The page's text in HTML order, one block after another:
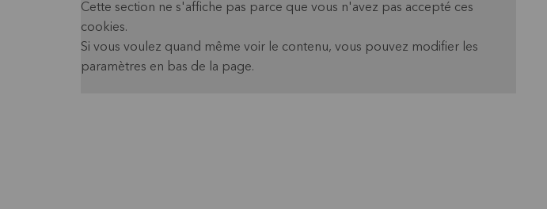
Cette section ne s'affiche pas parce que vous n'avez pas accepté ces
cookies.
Si vous voulez quand même voir le contenu, vous pouvez modifier les
paramètres en bas de la page.